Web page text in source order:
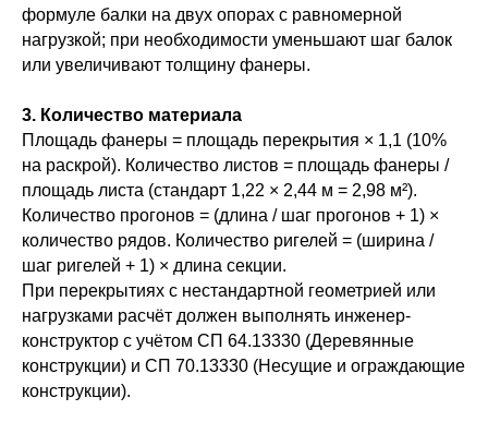
формуле балки на двух опорах с равномерной
нагрузкой; при необходимости уменьшают шаг балок
или увеличивают толщину фанеры.
3. Количество материала
Площадь фанеры = площадь перекрытия × 1,1 (10%
на раскрой). Количество листов = площадь фанеры /
площадь листа (стандарт 1,22 × 2,44 м = 2,98 м²).
Количество прогонов = (длина / шаг прогонов + 1) ×
количество рядов. Количество ригелей = (ширина /
шаг ригелей + 1) × длина секции.
При перекрытиях с нестандартной геометрией или
нагрузками расчёт должен выполнять инженер-
конструктор с учётом СП 64.13330 (Деревянные
конструкции) и СП 70.13330 (Несущие и ограждающие
конструкции).